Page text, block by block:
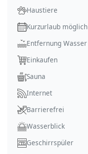
Haustiere
Kurzurlaub möglich
Entfernung Wasser
Einkaufen
Sauna
Internet
Barrierefrei
Wasserblick
Geschirrspüler